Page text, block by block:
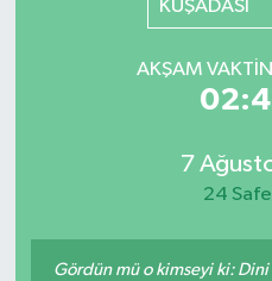
KUŞADASI
AKŞAM
7
24
Gördün mü o kimseyi ki:
Haber Arşivi